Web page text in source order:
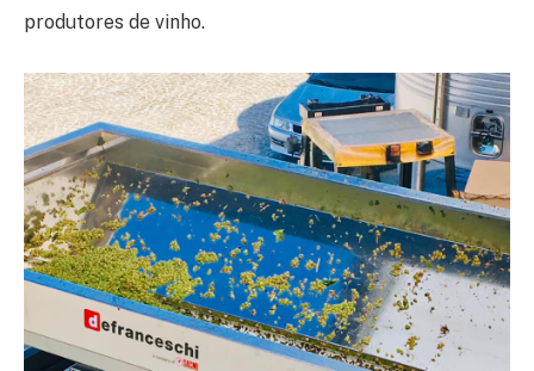
produtores de vinho.